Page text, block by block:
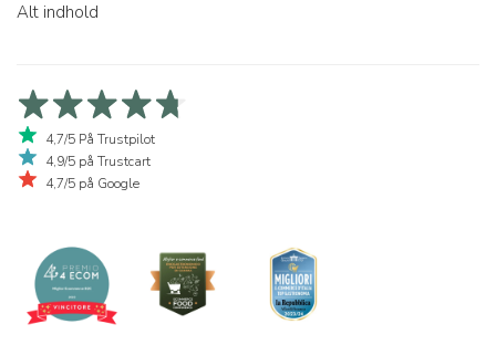
Alt indhold
4,7/5 På Trustpilot
4,9/5 på Trustcart
4,7/5 på Google